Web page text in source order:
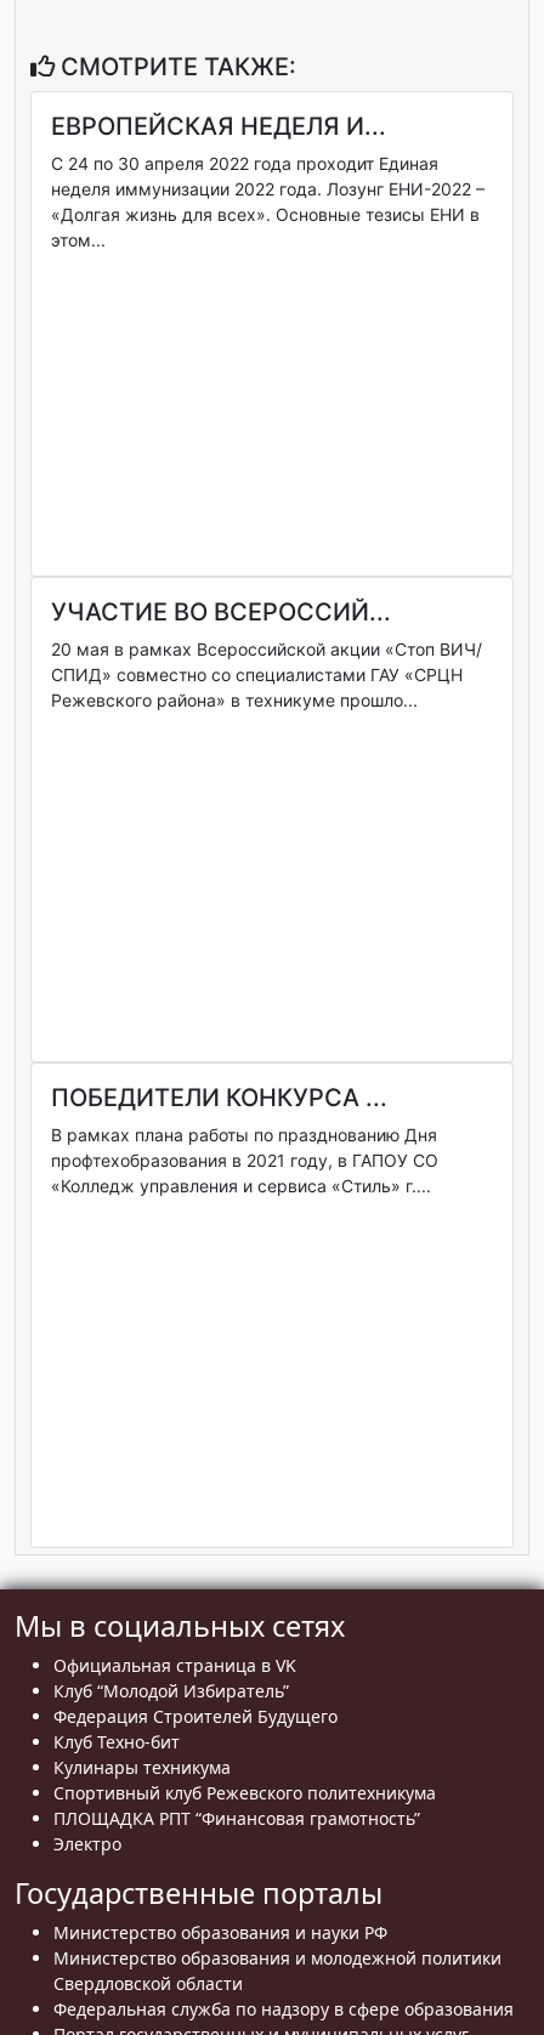
СМОТРИТЕ ТАКЖЕ:
ЕВРОПЕЙСКАЯ НЕДЕЛЯ И...
С 24 по 30 апреля 2022 года проходит Единая
неделя иммунизации 2022 года. Лозунг ЕНИ-2022 –
«Долгая жизнь для всех». Основные тезисы ЕНИ в
этом...
УЧАСТИЕ ВО ВСЕРОССИЙ...
20 мая в рамках Всероссийской акции «Стоп ВИЧ/
СПИД» совместно со специалистами ГАУ «СРЦН
Режевского района» в техникуме прошло...
ПОБЕДИТЕЛИ КОНКУРСА ...
В рамках плана работы по празднованию Дня
профтехобразования в 2021 году, в ГАПОУ СО
«Колледж управления и сервиса «Стиль» г....
Мы в социальных сетях
Официальная страница в VK
Клуб “Молодой Избиратель”
Федерация Строителей Будущего
Клуб Техно-бит
Кулинары техникума
Спортивный клуб Режевского политехникума
ПЛОЩАДКА РПТ “Финансовая грамотность”
Электро
Государственные порталы
Министерство образования и науки РФ
Министерство образования и молодежной политики
Свердловской области
Федеральная служба по надзору в сфере образования